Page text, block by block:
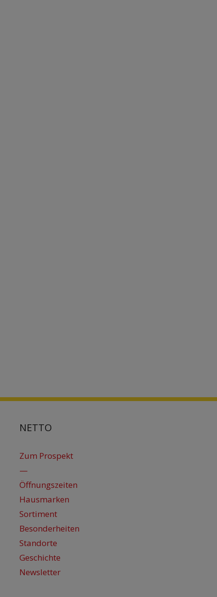
NETTO
Zum Prospekt
—
Öffnungszeiten
Hausmarken
Sortiment
Besonderheiten
Standorte
Geschichte
Newsletter